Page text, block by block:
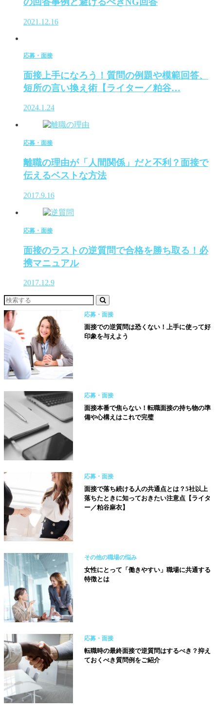
2021.12.16
応募・面接
面接上手になろう！質問の例題や模範回答、
短所の言い換え術【ライター／粕谷…
2024.1.24
応募・面接
離職の理由が「人間関係」だと不利？面接で
伝えるベストな方法
2017.9.16
応募・面接
面接のラストの逆質問で合格を勝ち取る！必
携マニュアル
2017.12.9
応募・面接
面接での逆質問は恐くない！上手に使って好
印象を与えよう
応募・面接
面接本番で焦らない！転職面接の持ち物の準
備や心構えはこれで完璧
応募・面接
面接で落ち続ける人の共通点とは？5社以上
落ちたときに知っておきたい注意点【ライタ
ー／粕谷麻衣】
その他の職場の悩み
女性にとって「働きやすい」職場に共通する
特徴とは
応募・面接
転職時の最終面接で逆質問はするべき？抑え
ておくべき質問例をご紹介